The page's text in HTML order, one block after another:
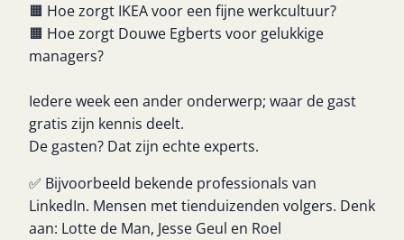
🟧 Hoe zorgt IKEA voor een fijne werkcultuur?
🟧 Hoe zorgt Douwe Egberts voor gelukkige
managers?
Iedere week een ander onderwerp; waar de gast
gratis zijn kennis deelt.
De gasten? Dat zijn echte experts.
✅ Bijvoorbeeld bekende professionals van
LinkedIn. Mensen met tienduizenden volgers. Denk
aan: Lotte de Man, Jesse Geul en Roel